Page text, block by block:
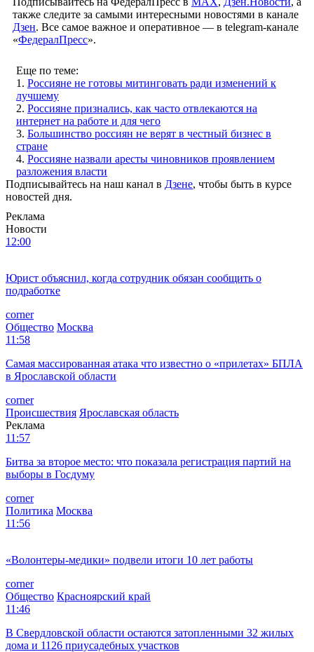
также следите за самыми интересными новостями в канале
Дзен. Все самое важное и оперативное — в telegram-канале
«ФедералПресс».
Еще по теме:
1. Россияне не готовы митинговать ради изменений к
лучшему
2. Россияне признались, как часто отвлекаются на
интернет на работе и для чего
3. Большинство россиян не верят в честный бизнес в
стране
4. Россияне назвали аресты чиновников проявлением
разложения власти
Подписывайтесь на наш канал в Дзене, чтобы быть в курсе
новостей дня.
Реклама
Новости
12:00
Юрист объяснил, когда сотрудник обязан сообщить о
подработке
corner
Общество Москва
11:58
Самая массированная атака что известно о «прилетах» БПЛА
в Ярославской области
corner
Происшествия Ярославская область
Реклама
11:57
Битва за второе место: что показала регистрация партий на
выборы в Госдуму
corner
Политика Москва
11:56
«Волонтеры-медики» подвели итоги 10 лет работы
corner
Общество Красноярский край
11:46
В Свердловской области остаются затопленными 32 жилых
дома и 1126 приусадебных участков